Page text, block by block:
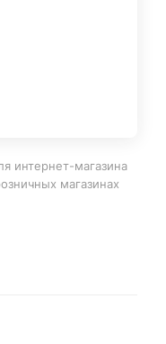
интернет-магазина
магазинах